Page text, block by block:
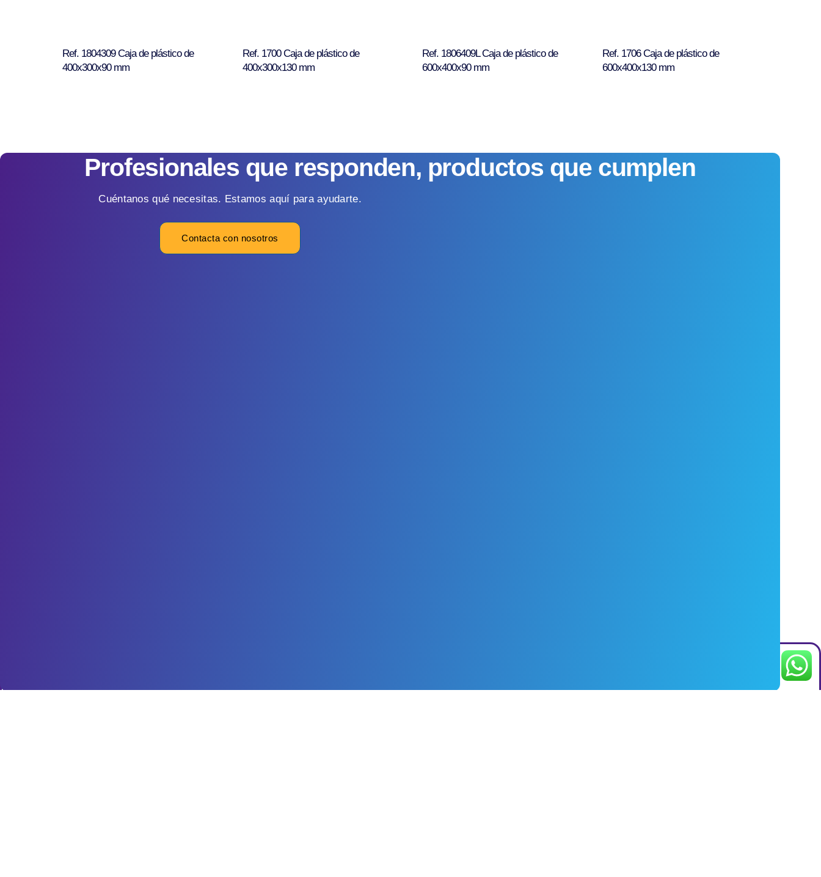
Ref. 1804309 Caja de plástico de
400x300x90 mm
Ref. 1700 Caja de plástico de
400x300x130 mm
Ref. 1806409L Caja de plástico de
600x400x90 mm
Ref. 1706 Caja de plástico de
600x400x130 mm
Profesionales que responden, productos que cumplen
Cuéntanos qué necesitas. Estamos aquí para ayudarte.
Contacta con nosotros